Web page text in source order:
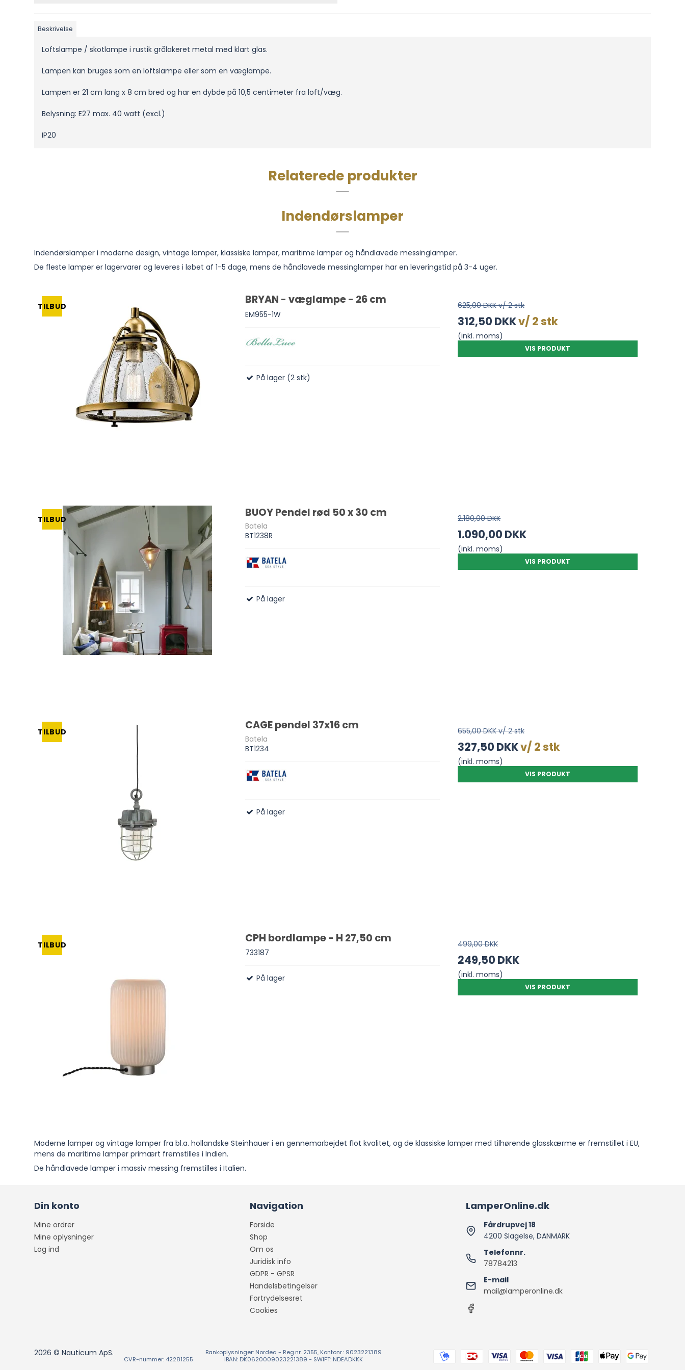
Beskrivelse
Loftslampe / skotlampe i rustik grålakeret metal med klart glas.
Lampen kan bruges som en loftslampe eller som en væglampe.
Lampen er 21 cm lang x 8 cm bred og har en dybde på 10,5 centimeter fra loft/væg.
Belysning: E27 max. 40 watt (excl.)
IP20
Relaterede produkter
Indendørslamper
Indendørslamper i moderne design, vintage lamper, klassiske lamper, maritime lamper og håndlavede messinglamper.
De fleste lamper er lagervarer og leveres i løbet af 1-5 dage, mens de håndlavede messinglamper har en leveringstid på 3-4 uger.
TILBUD BRYAN - væglampe - 26 cm
EM955-1W
På lager (2 stk)
625,00 DKK v/ 2 stk
312,50 DKKv/ 2 stk
(inkl. moms)
VIS PRODUKT
TILBUD BUOY Pendel rød 50 x 30 cm
Batela
BT1238R
På lager
2.180,00 DKK
1.090,00 DKK
(inkl. moms)
VIS PRODUKT
TILBUD CAGE pendel 37x16 cm
Batela
BT1234
På lager
655,00 DKK v/ 2 stk
327,50 DKKv/ 2 stk
(inkl. moms)
VIS PRODUKT
TILBUD CPH bordlampe - H 27,50 cm
733187
På lager
499,00 DKK
249,50 DKK
(inkl. moms)
VIS PRODUKT
Moderne lamper og vintage lamper fra bl.a. hollandske Steinhauer i en gennemarbejdet flot kvalitet, og de klassiske lamper med tilhørende glasskærme er fremstillet i EU,
mens de maritime lamper primært fremstilles i Indien.
De håndlavede lamper i massiv messing fremstilles i Italien.
Din konto
Mine ordrer
Mine oplysninger
Log ind
Navigation
Forside
Shop
Om os
Juridisk info
GDPR - GPSR
Handelsbetingelser
Fortrydelsesret
Cookies
LamperOnline.dk
Fårdrupvej 18
4200 Slagelse, DANMARK
Telefonnr.
78784213
E-mail
mail@lamperonline.dk
2026 © Nauticum ApS.
CVR-nummer: 42281255
Bankoplysninger: Nordea - Reg.nr. 2355, Kontonr.: 9023221389
IBAN: DK0620009023221389 - SWIFT: NDEADKKK